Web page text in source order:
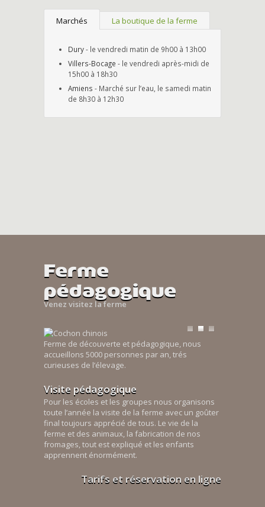
Marchés La boutique de la ferme
Dury- le vendredi matin de 9h00 à 13h00
Villers-Bocage - le vendredi après-midi de
15h00 à 18h30
Amiens - Marché sur l’eau, le samedi matin
de 8h30 à 12h30
Ferme
pédagogique
Venez visitez la ferme
Ferme de découverte et pédagogique, nous
accueillons 5000 personnes par an, trés
curieuses de l’élevage.
Visite pédagogique
Pour les écoles et les groupes nous organisons
toute l’année la visite de la ferme avec un goûter
final toujours apprécié de tous. Le vie de la
ferme et des animaux, la fabrication de nos
fromages, tout est expliqué et les enfants
apprennent énormément.
Tarifs et réservation en ligne